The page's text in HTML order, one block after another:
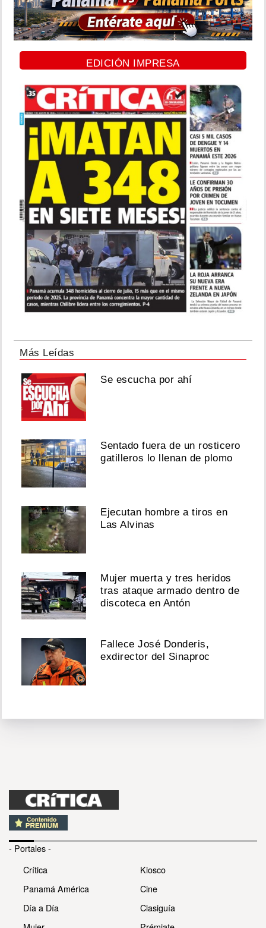
EDICIÓN IMPRESA
Más Leídas
Se escucha por ahí
Sentado fuera de un rosticero
gatilleros lo llenan de plomo
Ejecutan hombre a tiros en
Las Alvinas
Mujer muerta y tres heridos
tras ataque armado dentro de
discoteca en Antón
Fallece José Donderis,
exdirector del Sinaproc
- Portales -
Crítica
Panamá América
Día a Día
Kiosco
Cine
Clasiguía